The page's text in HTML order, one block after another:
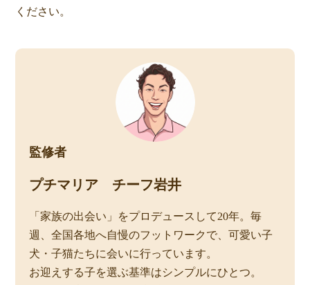
ください。
監修者
プチマリア チーフ岩井
「家族の出会い」をプロデュースして20年。毎
週、全国各地へ自慢のフットワークで、可愛い子
犬・子猫たちに会いに行っています。
お迎えする子を選ぶ基準はシンプルにひとつ。